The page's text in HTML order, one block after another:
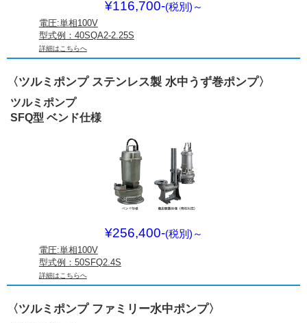
¥116,700-(税別) ～
電圧:単相100V
型式例：40SQA2-2.25S
詳細はこちらへ
〈ツルミポンプ ステンレス製 水中うず巻ポンプ〉
ツルミポンプ
SFQ型 ベンド仕様
¥256,400-(税別) ～
電圧:単相100V
型式例：50SFQ2.4S
詳細はこちらへ
〈ツルミポンプ ファミリー水中ポンプ〉